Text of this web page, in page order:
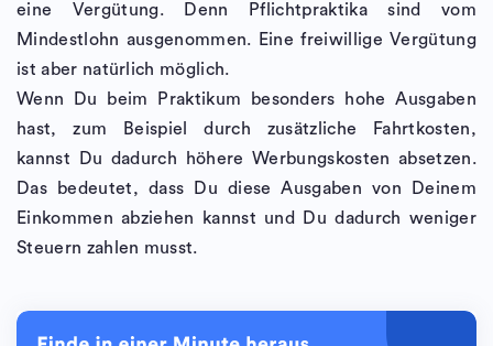
eine Vergütung. Denn Pflichtpraktika sind vom
Mindestlohn ausgenommen. Eine freiwillige Vergütung
ist aber natürlich möglich.
Wenn Du beim Praktikum besonders hohe Ausgaben
hast, zum Beispiel durch zusätzliche Fahrtkosten,
kannst Du dadurch höhere Werbungskosten absetzen.
Das bedeutet, dass Du diese Ausgaben von Deinem
Einkommen abziehen kannst und Du dadurch weniger
Steuern zahlen musst.